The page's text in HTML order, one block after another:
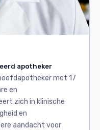
apotheker
met 17
en
zich in klinische
en
aandacht voor